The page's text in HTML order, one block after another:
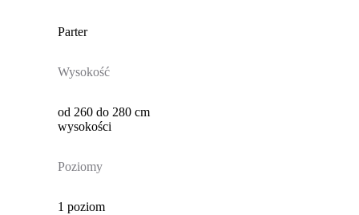
Parter
Wysokość
od 260 do 280 cm
wysokości
Poziomy
1 poziom